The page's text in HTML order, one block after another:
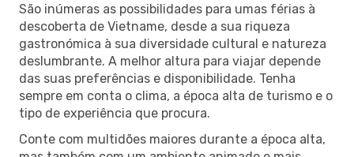
São inúmeras as possibilidades para umas férias à
descoberta de Vietname, desde a sua riqueza
gastronómica à sua diversidade cultural e natureza
deslumbrante. A melhor altura para viajar depende
das suas preferências e disponibilidade. Tenha
sempre em conta o clima, a época alta de turismo e o
tipo de experiência que procura.
Conte com multidões maiores durante a época alta,